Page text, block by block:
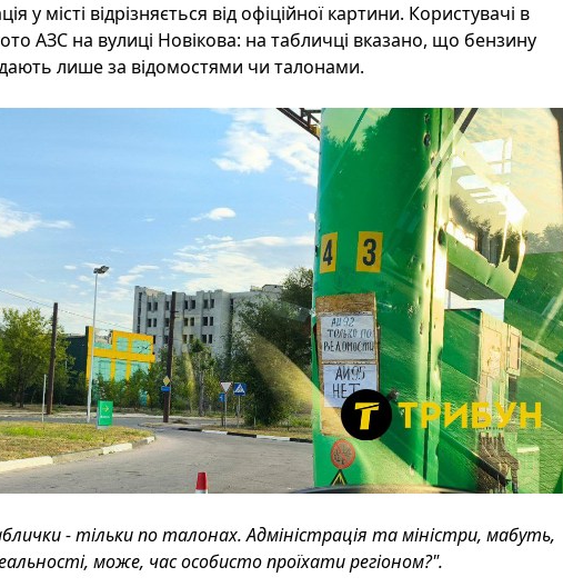
у місті відрізняється від офіційної картини. Користувачі в
АЗС на вулиці Новікова: на табличці вказано, що бензину
лише за відомостями чи талонами.
- тільки по талонах. Адміністрація та міністри, мабуть,
може, час особисто проїхати регіоном?".